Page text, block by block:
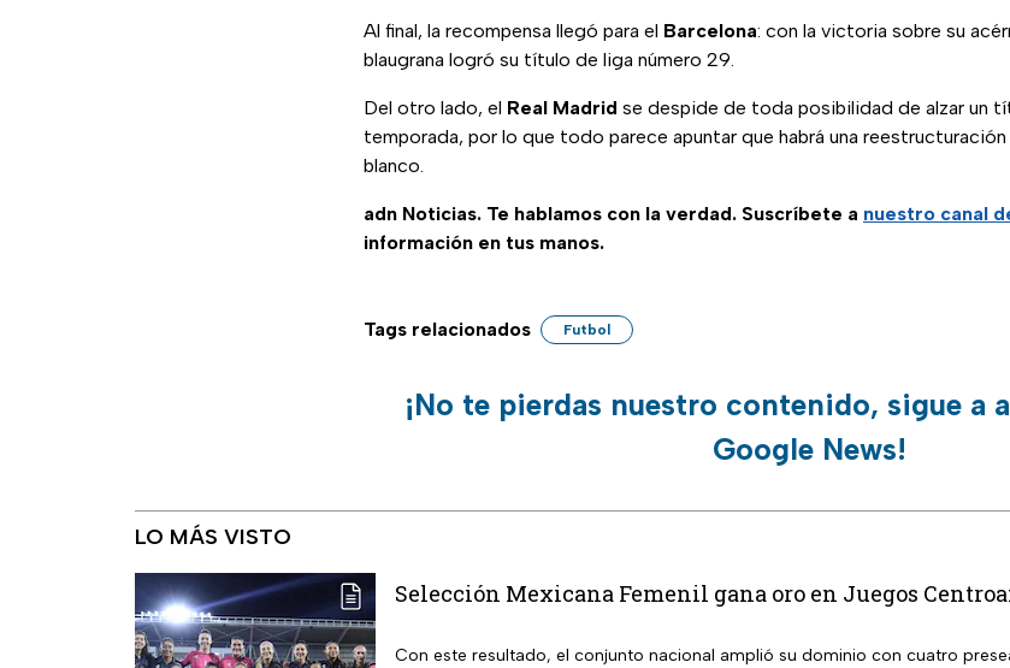
Al final, la recompensa llegó para el Barcelona: con la victoria sobre su
blaugrana logró su título de liga número 29.
Del otro lado, el Real Madrid se despide de toda posibilidad de alzar un
temporada, por lo que todo parece apuntar que habrá una
blanco.
adn Noticias. Te hablamos con la verdad. Suscríbete a nuestro canal
información en tus manos.
Tags relacionados Futbol
¡No te pierdas nuestro contenido, sigue a
Google News!
LO MÁS VISTO
Selección Mexicana Femenil gana oro en Juegos
Con este resultado, el conjunto nacional amplió su dominio con cuatro